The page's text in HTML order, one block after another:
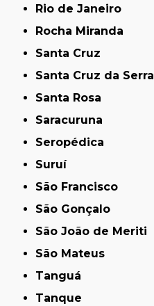
Rio de Janeiro
Rocha Miranda
Santa Cruz
Santa Cruz da Serra
Santa Rosa
Saracuruna
Seropédica
Suruí
São Francisco
São Gonçalo
São João de Meriti
São Mateus
Tanguá
Tanque